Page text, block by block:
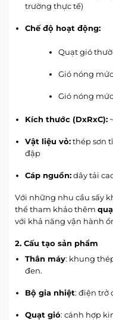
trường thực tế)
Chế độ hoạt động:
Quạt gió
Gió nóng
Gió nóng
Kích thước (DxRxC):
Vật liệu vỏ:thép sơn
đập
Cáp nguồn:dây tải
Với những nhu cầu sấy
thể tham khảo thêm
với khả năng vận hành
2. Cấu tạo sản phẩm
Thân máy: khung
đen.
Bộ gia nhiệt: điện trở
Quạt gió: cánh hợp